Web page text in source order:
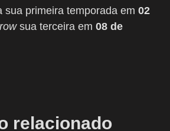
sua primeira temporada em 02
sua terceira em 08 de
relacionado